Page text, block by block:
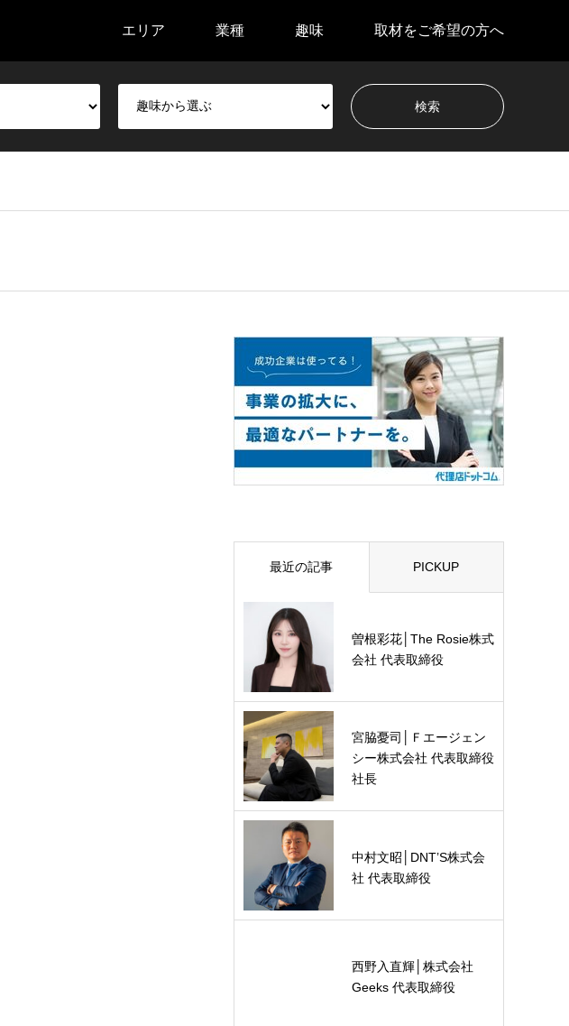
エリア 業種 趣味 取材をご希望の方へ
最近の記事 PICKUP
曽根彩花│The Rosie株式
会社 代表取締役
宮脇憂司│Ｆエージェン
シー株式会社 代表取締役
社長
中村文昭│DNT’S株式会
社 代表取締役
西野入直輝│株式会社
Geeks 代表取締役